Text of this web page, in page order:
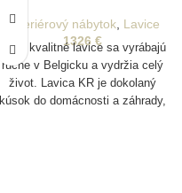
Exteriérový nábytok, Lavice
1326 €
Tieto kvalitné lavice sa vyrábajú
ručne v Belgicku a vydržia celý
život. Lavica KR je dokolaný
kúsok do domácnosti a záhrady,